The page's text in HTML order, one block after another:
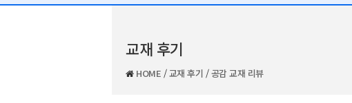
교재 후기
HOME /교재 후기 /공감 교재 리뷰